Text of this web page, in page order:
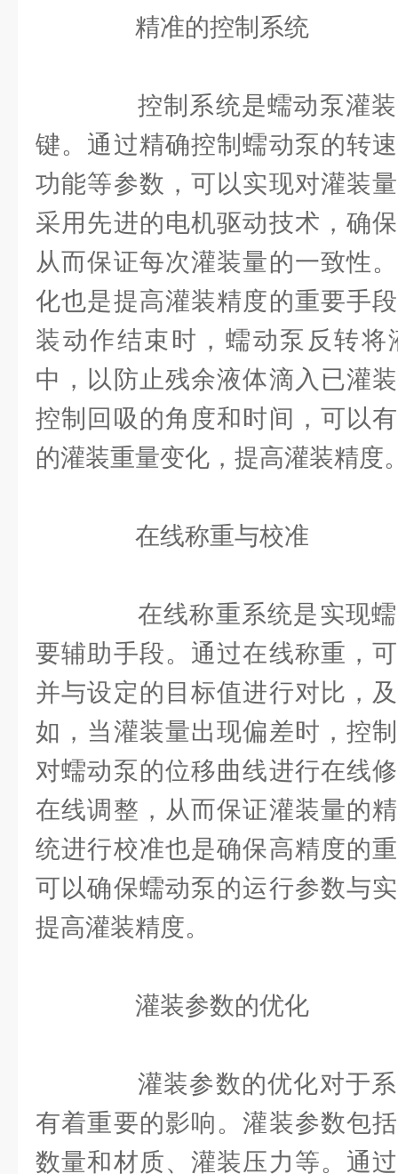
精准的控制系统
控制系统是蠕动泵灌装
键。通过精确控制蠕动泵的转
功能等参数，可以实现对灌装
采用先进的电机驱动技术，确
从而保证每次灌装量的一致性
化也是提高灌装精度的重要手
装动作结束时，蠕动泵反转
中，以防止残余液体滴入已灌
控制回吸的角度和时间，可以
的灌装重量变化，提高灌装精度
在线称重与校准
在线称重系统是实现蠕
要辅助手段。通过在线称重，
并与设定的目标值进行对比，
如，当灌装量出现偏差时，控
对蠕动泵的位移曲线进行在线
在线调整，从而保证灌装量的
统进行校准也是确保高精度的
可以确保蠕动泵的运行参数与
提高灌装精度。
灌装参数的优化
灌装参数的优化对于系
有着重要的影响。灌装参数包
数量和材质、灌装压力等。通